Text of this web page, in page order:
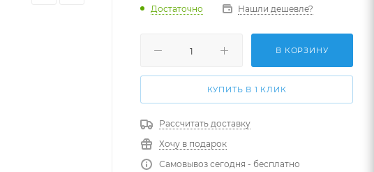
Достаточно Нашли дешевле?
В КОРЗИНУ
КУПИТЬ В 1 КЛИК
Рассчитать доставку
Хочу в подарок
Самовывоз сегодня - бесплатно